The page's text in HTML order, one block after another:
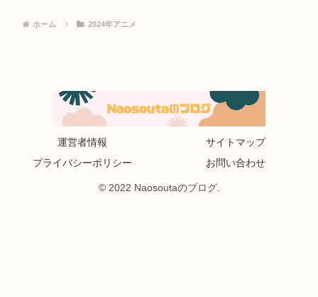
ホーム 2024年アニメ
運営者情報
サイトマップ
プライバシーポリシー
お問い合わせ
© 2022 Naosoutaのブログ.